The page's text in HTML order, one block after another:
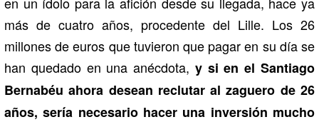
más de cuatro años, procedente del Lille. Los 26
millones de euros que tuvieron que pagar en su día se
han quedado en una anécdota, y si en el Santiago
Bernabéu ahora desean reclutar al zaguero de 26
años, sería necesario hacer una inversión mucho